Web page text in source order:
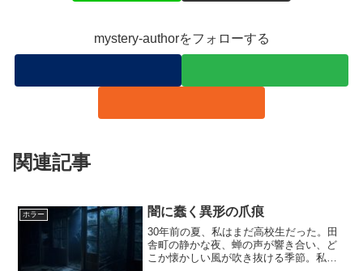
mystery-authorをフォローする
関連記事
ホラー 闇に蠢く異形の爪痕
30年前の夏、私はまだ高校生だった。田
舎町の静かな夜、蝉の声が響き合い、ど
こか懐かしい風が吹き抜ける季節。私の